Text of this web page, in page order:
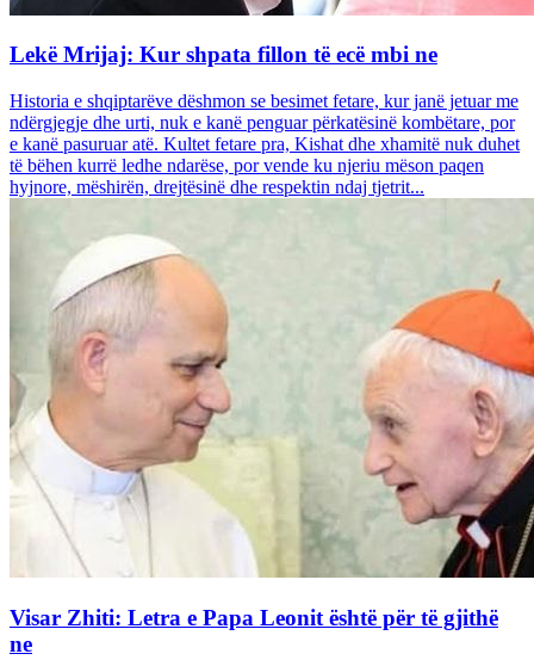
Lekë Mrijaj: Kur shpata fillon të ecë mbi ne
Historia e shqiptarëve dëshmon se besimet fetare, kur janë jetuar me
ndërgjegje dhe urti, nuk e kanë penguar përkatësinë kombëtare, por
e kanë pasuruar atë. Kultet fetare pra, Kishat dhe xhamitë nuk duhet
të bëhen kurrë ledhe ndarëse, por vende ku njeriu mëson paqen
hyjnore, mëshirën, drejtësinë dhe respektin ndaj tjetrit...
Visar Zhiti: Letra e Papa Leonit është për të gjithë
ne